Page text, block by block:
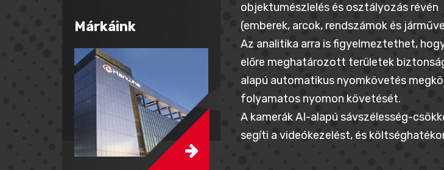
Márkáink
objektumészlelés és osztályozás révén
(emberek, arcok, rendszámok és
Az analitika arra is figyelmeztethet,
előre meghatározott területek
alapú automatikus nyomkövetés
folyamatos nyomon követését.
A kamerák AI-alapú sávszélesség-
segíti a videókezelést, és